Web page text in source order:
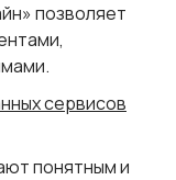
позволяет
сервисов
понятным и